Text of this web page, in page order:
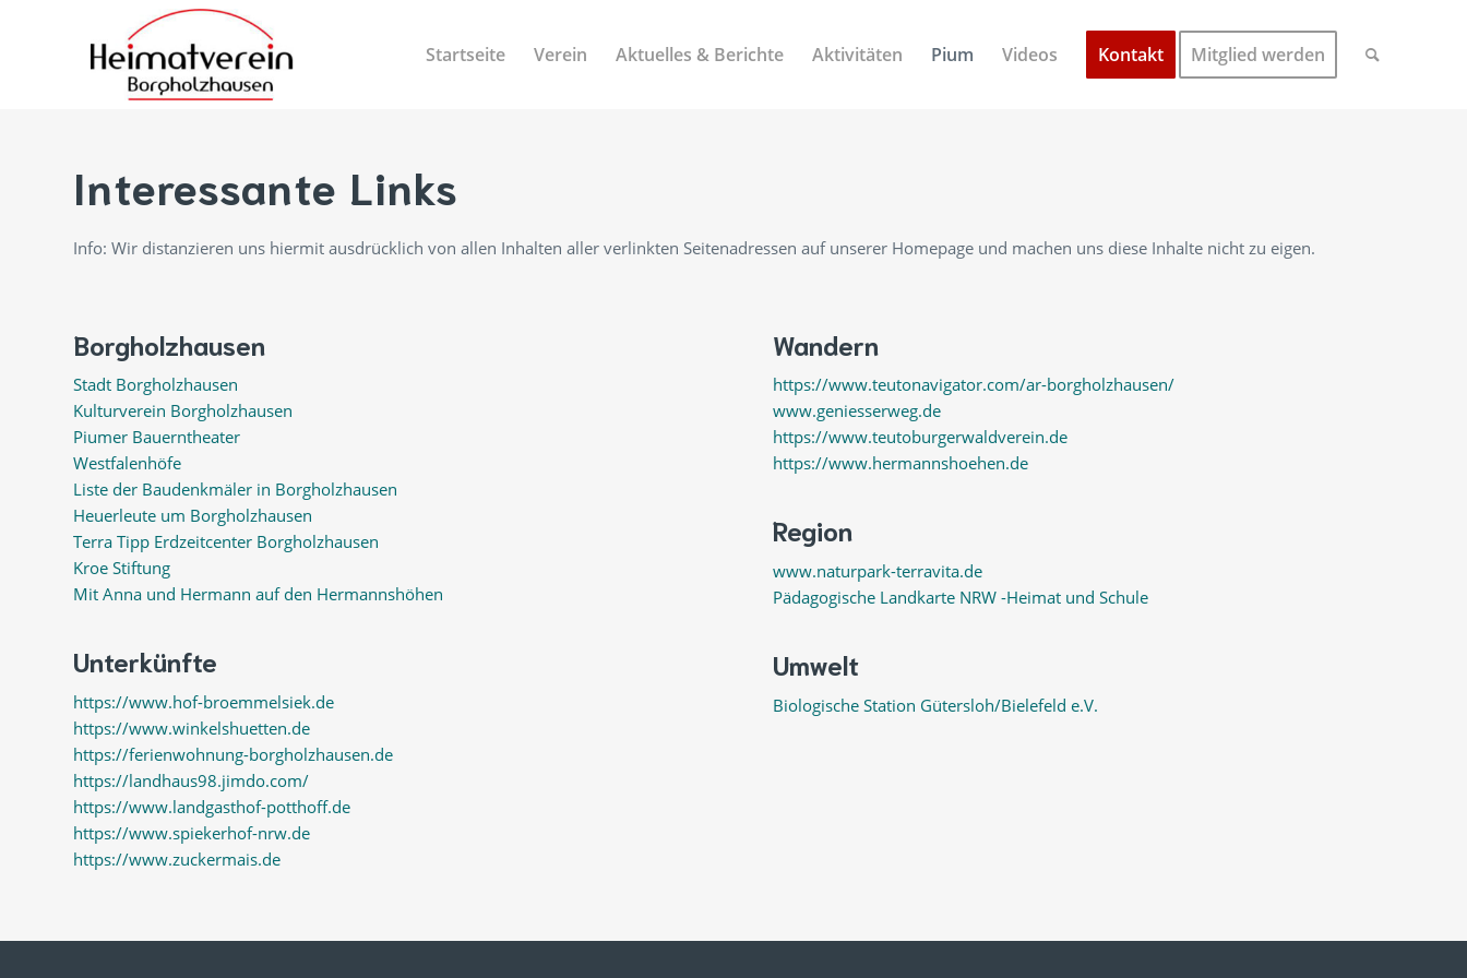
Startseite Verein Aktuelles & Berichte Aktivitäten Pium Videos Kontakt Mitglied werden
Interessante Links
Info: Wir distanzieren uns hiermit ausdrücklich von allen Inhalten aller verlinkten Seitenadressen auf unserer Homepage und machen uns diese Inhalte nicht zu eigen.
Borgholzhausen
Stadt Borgholzhausen
Kulturverein Borgholzhausen
Piumer Bauerntheater
Westfalenhöfe
Liste der Baudenkmäler in Borgholzhausen
Heuerleute um Borgholzhausen
Terra Tipp Erdzeitcenter Borgholzhausen
Kroe Stiftung
Mit Anna und Hermann auf den Hermannshöhen
Unterkünfte
https://www.hof-broemmelsiek.de
https://www.winkelshuetten.de
https://ferienwohnung-borgholzhausen.de
https://landhaus98.jimdo.com/
https://www.landgasthof-potthoff.de
https://www.spiekerhof-nrw.de
https://www.zuckermais.de
Wandern
https://www.teutonavigator.com/ar-borgholzhausen/
www.geniesserweg.de
https://www.teutoburgerwaldverein.de
https://www.hermannshoehen.de
Region
www.naturpark-terravita.de
Pädagogische Landkarte NRW -Heimat und Schule
Umwelt
Biologische Station Gütersloh/Bielefeld e.V.